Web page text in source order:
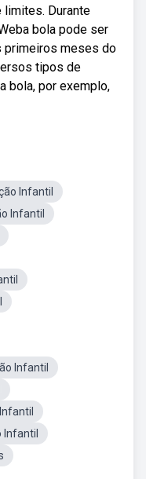
limites. Durante
bola pode ser
primeiros meses do
tipos de
bola, por exemplo,
Infantil
Infantil
Infantil
Infantil